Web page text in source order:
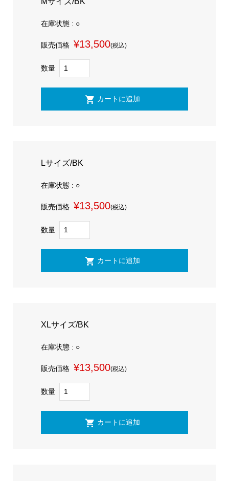
在庫状態 : ○
販売価格 ¥13,500(税込)
数量
Lサイズ/BK
在庫状態 : ○
販売価格 ¥13,500(税込)
数量
XLサイズ/BK
在庫状態 : ○
販売価格 ¥13,500(税込)
数量